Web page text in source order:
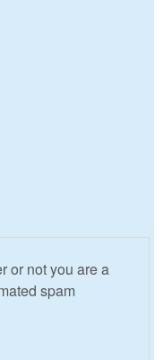
or not you are a
spam